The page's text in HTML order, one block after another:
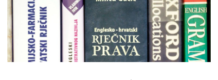
content